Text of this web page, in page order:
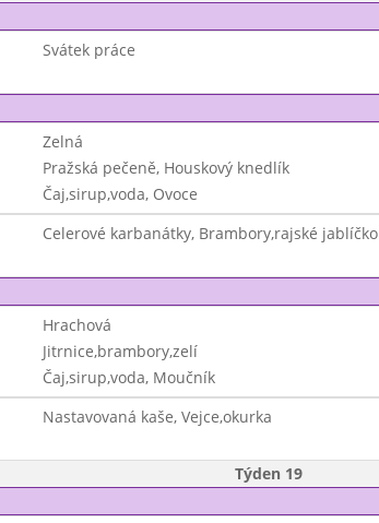
Svátek práce
Zelná
Pražská pečeně, Houskový knedlík
Čaj,sirup,voda, Ovoce
Celerové karbanátky, Brambory,rajské jablíčko
Hrachová
Jitrnice,brambory,zelí
Čaj,sirup,voda, Moučník
Nastavovaná kaše, Vejce,okurka
Týden 19